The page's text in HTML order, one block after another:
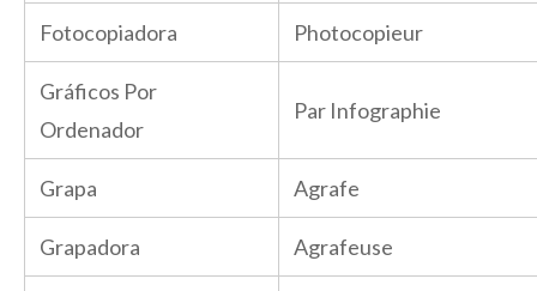
Fotocopiadora Photocopieur
Gráficos Por
Ordenador
Par Infographie
Grapa Agrafe
Grapadora Agrafeuse